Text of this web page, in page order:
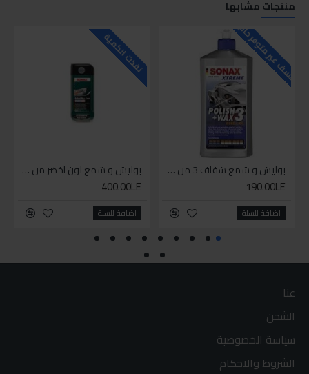
منتجات مشابها
للاسف غير متوفر حاليا
بوليش و شمع شفاف 3 من سوناكس
190.00LE
اضافة للسلة
نفذت الكمية
بوليش و شمع لون اخضر من سوناكس
400.00LE
اضافة للسلة
عنا
الشحن
سياسة الخصوصية
الشروط والاحكام